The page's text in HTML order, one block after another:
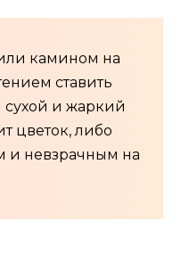
камином на
ставить
и жаркий
цветок, либо
и невзрачным на